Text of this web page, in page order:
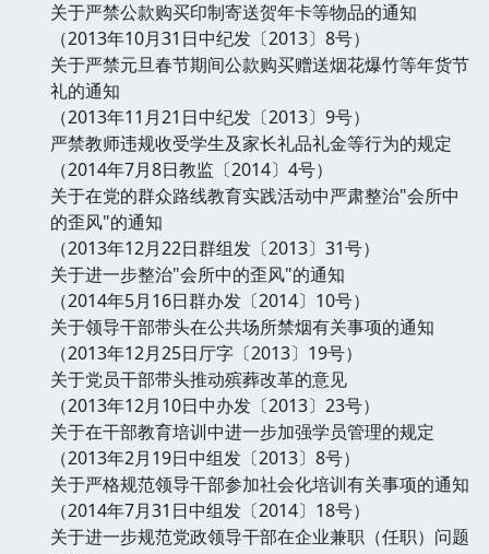
关于严禁公款购买印制寄送贺年卡等物品的通知
（2013年10月31日中纪发〔2013〕8号）
关于严禁元旦春节期间公款购买赠送烟花爆竹等年货节
礼的通知
（2013年11月21日中纪发〔2013〕9号）
严禁教师违规收受学生及家长礼品礼金等行为的规定
（2014年7月8日教监〔2014〕4号）
关于在党的群众路线教育实践活动中严肃整治"会所中
的歪风"的通知
（2013年12月22日群组发〔2013〕31号）
关于进一步整治"会所中的歪风"的通知
（2014年5月16日群办发〔2014〕10号）
关于领导干部带头在公共场所禁烟有关事项的通知
（2013年12月25日厅字〔2013〕19号）
关于党员干部带头推动殡葬改革的意见
（2013年12月10日中办发〔2013〕23号）
关于在干部教育培训中进一步加强学员管理的规定
（2013年2月19日中组发〔2013〕8号）
关于严格规范领导干部参加社会化培训有关事项的通知
（2014年7月31日中组发〔2014〕18号）
关于进一步规范党政领导干部在企业兼职（任职）问题